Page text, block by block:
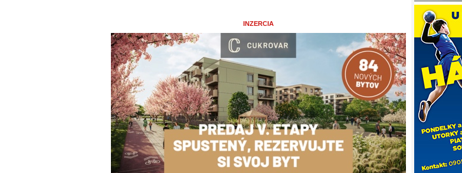
INZERCIA